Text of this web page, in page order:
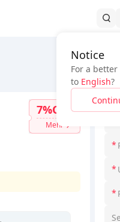
*
*
*
*
7%OFF
Mehr
Notice
For a
to English?